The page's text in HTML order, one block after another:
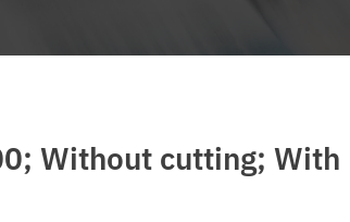
Without cutting; With